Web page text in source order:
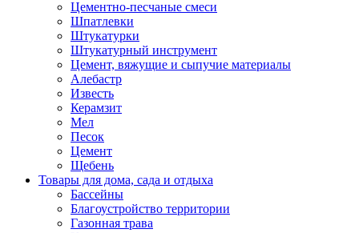
Цементно-песчаные смеси
Шпатлевки
Штукатурки
Штукатурный инструмент
Цемент, вяжущие и сыпучие материалы
Алебастр
Известь
Керамзит
Мел
Песок
Цемент
Щебень
Товары для дома, сада и отдыха
Бассейны
Благоустройство территории
Газонная трава